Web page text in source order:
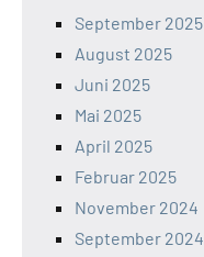
September 2025
August 2025
Juni 2025
Mai 2025
April 2025
Februar 2025
November 2024
September 2024